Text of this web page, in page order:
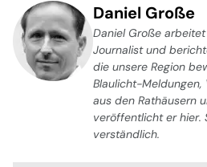
Daniel Große
Daniel Große
Journalist und
die unsere Region
Blaulicht-Meldungen,
aus den Rathäusern
veröffentlicht er hier.
verständlich.